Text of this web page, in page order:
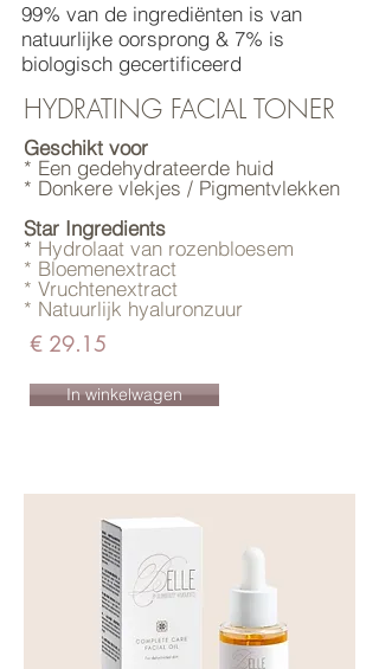
99% van de ingrediënten is van
natuurlijke oorsprong & 7% is
biologisch gecertificeerd
HYDRATING FACIAL TONER
Geschikt voor
* Een gedehydrateerde huid
* Donkere vlekjes / Pigmentvlekken
Star Ingredients
* Hydrolaat van rozenbloesem
* Bloemenextract
* Vruchtenextract
* Natuurlijk hyaluronzuur
€ 29.15
In winkelwagen